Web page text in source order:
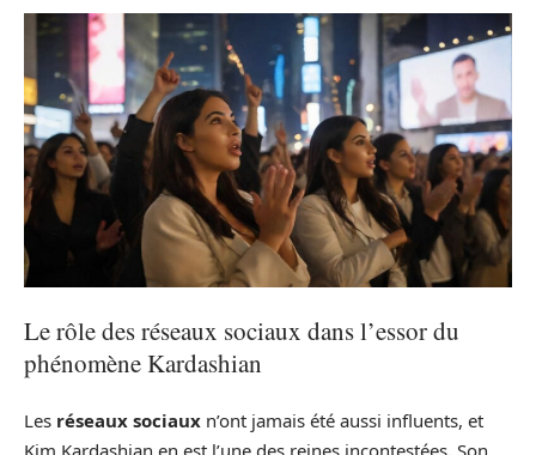
Le rôle des réseaux sociaux dans l’essor du
phénomène Kardashian
Les réseaux sociaux n’ont jamais été aussi influents, et